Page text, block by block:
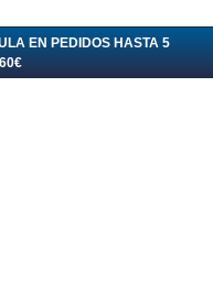
EN PEDIDOS HASTA 5